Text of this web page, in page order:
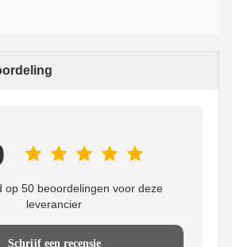
op 50 beoordelingen voor deze
leverancier
Schrijf een recensie